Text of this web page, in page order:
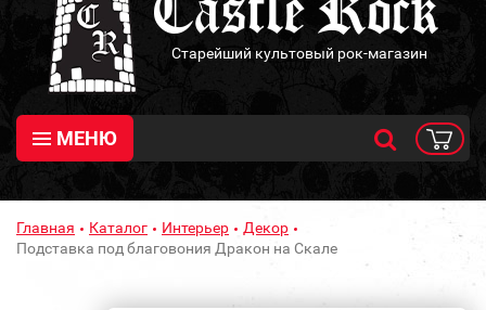
Старейший культовый рок-магазин
МЕНЮ
Главная Каталог Интерьер
Декор
Подставка под благовония Дракон на Скале